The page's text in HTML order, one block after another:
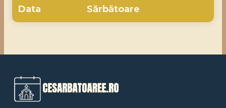
Data Sărbătoare